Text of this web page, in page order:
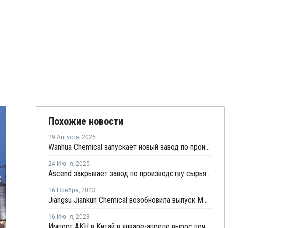
Похожие новости
19 Августа, 2025
Wanhua Chemical запускает новый завод по производству метилметакрилата стирола оптического класса в Китае
24 Июня, 2025
Ascend закрывает завод по производству сырья для полиамида в Китае
16 Ноября, 2023
Jiangsu Jiankun Chemical возобновила выпуск ММА
16 Июня, 2023